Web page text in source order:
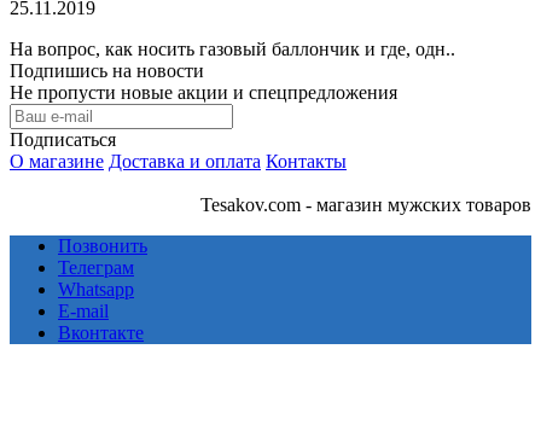
25.11.2019
На вопрос, как носить газовый баллончик и где, одн..
Подпишись на новости
Не пропусти новые акции и спецпредложения
Подписаться
О магазине Доставка и оплата Контакты
Tesakov.com - магазин мужских товаров
Позвонить
Телеграм
Whatsapp
E-mail
Вконтакте